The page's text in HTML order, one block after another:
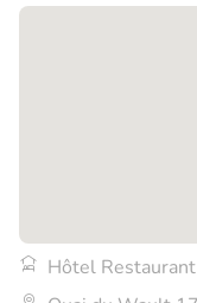
Hôtel